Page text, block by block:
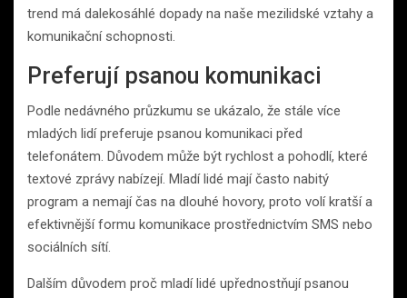
trend má dalekosáhlé dopady na naše mezilidské vztahy a
komunikační schopnosti.
Preferují psanou komunikaci
Podle nedávného průzkumu se ukázalo, že stále více
mladých lidí preferuje psanou komunikaci před
telefonátem. Důvodem může být rychlost a pohodlí, které
textové zprávy nabízejí. Mladí lidé mají často nabitý
program a nemají čas na dlouhé hovory, proto volí kratší a
efektivnější formu komunikace prostřednictvím SMS nebo
sociálních sítí.
Dalším důvodem proč mladí lidé upřednostňují psanou